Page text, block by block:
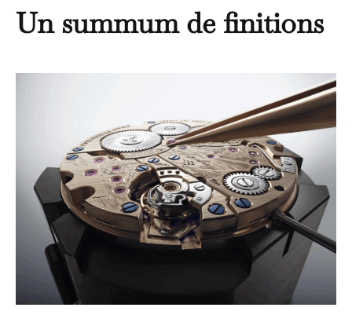
Un summum de finitions